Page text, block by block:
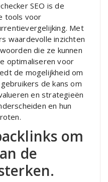
SEO is de
tools voor
Met
waardevolle inzichten
die ze kunnen
optimaliseren voor
de mogelijkheid om
de kans om
en strategieën
en hun
om
de